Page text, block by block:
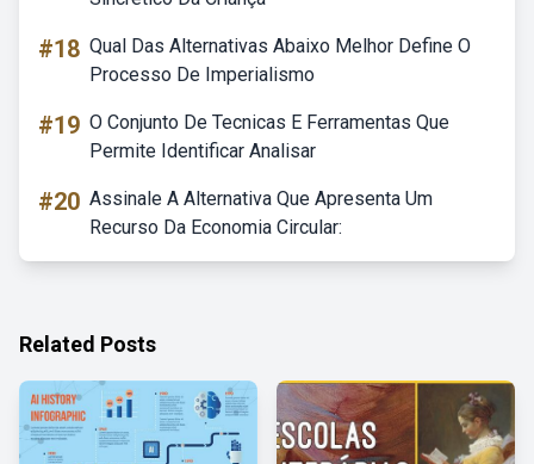
#18 Qual Das Alternativas Abaixo Melhor Define O
Processo De Imperialismo
#19 O Conjunto De Tecnicas E Ferramentas Que
Permite Identificar Analisar
#20 Assinale A Alternativa Que Apresenta Um
Recurso Da Economia Circular:
Related Posts